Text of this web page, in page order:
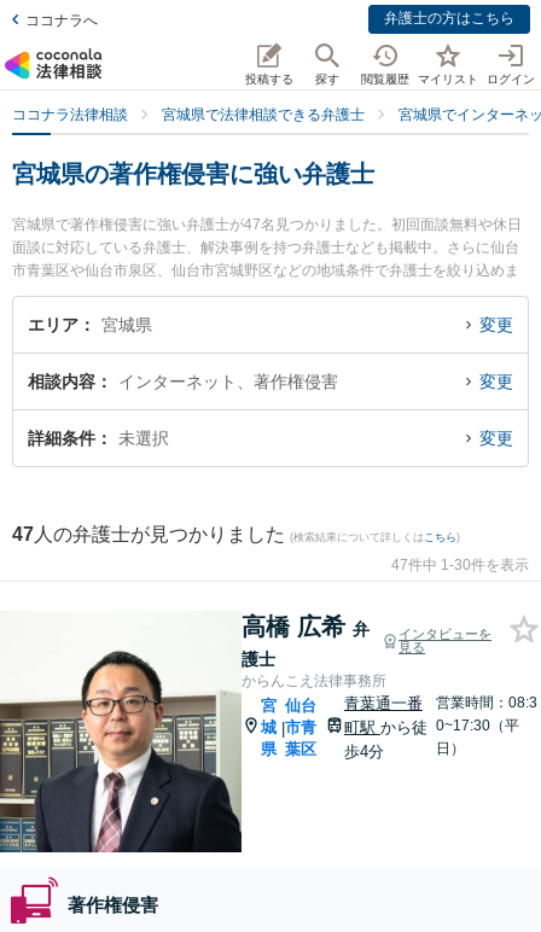
ココナラへ 弁護士の方はこちら
投稿する 探す 閲覧履歴 マイリスト ログイン
ココナラ法律相談 宮城県で法律相談できる弁護士 宮城県でインターネ
宮城県の著作権侵害に強い弁護士
宮城県で著作権侵害に強い弁護士が47名見つかりました。初回面談無料や休日
面談に対応している弁護士、解決事例を持つ弁護士なども掲載中。さらに仙台
市青葉区や仙台市泉区、仙台市宮城野区などの地域条件で弁護士を絞り込めま
す。インターネットに関係する誹謗中傷や名誉毀損、個人特定等の細かな分野
での絞り込み検索もでき便利です。特にからんこえ法律事務所の高橋 広希弁護
で土日や夜間に発生した著作権侵害のトラブルを今すぐに弁護士に相談した
い』『著作権侵害のトラブル解決の実績豊富な近くの弁護士を検索したい』
『初回相談無料で著作権侵害を法律相談できる宮城県内の弁護士に相談予約し
エリア 宮城県 変更
相談内容 インターネット、著作権侵害 変更
詳細条件 未選択 変更
47 人の弁護士が見つかりました (検索結果について詳しくは こちら)
47件中 1-30件を表示
高橋 広希 弁
護士
インタビューを
見る
からんこえ法律事務所
宮
城
県
|
仙台
市青
葉区
青葉通一番
町駅 から徒
歩4分
営業時間：08:3
0~17:30（平
日）
著作権侵害